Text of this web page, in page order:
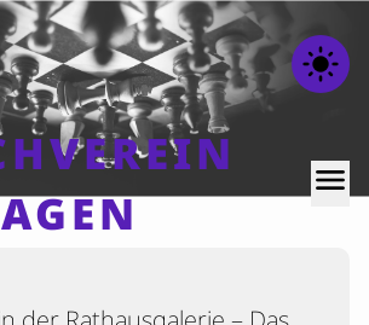
light_mode
menu